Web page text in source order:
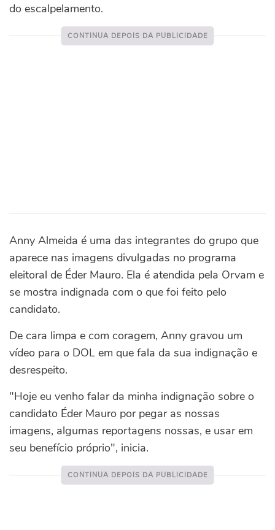
do escalpelamento.
Anny Almeida é uma das integrantes do grupo que
aparece nas imagens divulgadas no programa
eleitoral de Éder Mauro. Ela é atendida pela Orvam e
se mostra indignada com o que foi feito pelo
candidato.
De cara limpa e com coragem, Anny gravou um
vídeo para o DOL em que fala da sua indignação e
desrespeito.
"Hoje eu venho falar da minha indignação sobre o
candidato Éder Mauro por pegar as nossas
imagens, algumas reportagens nossas, e usar em
seu benefício próprio", inicia.